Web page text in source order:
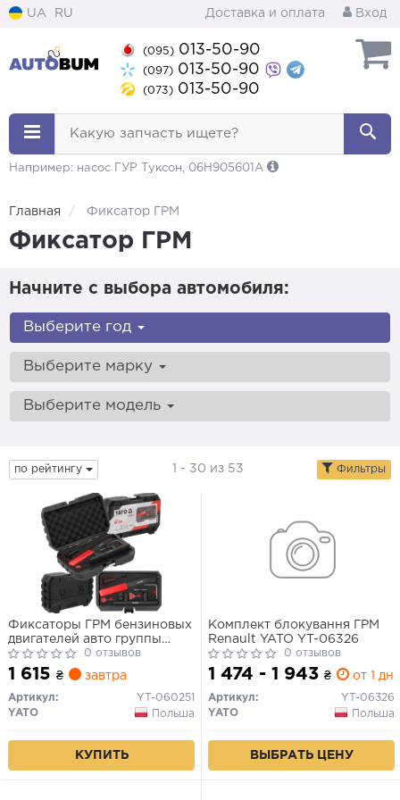
UA RU Доставка и оплата Вход
(095) 013-50-90
(097) 013-50-90
(073) 013-50-90
Какую запчасть ищете?
Например: насос ГУР Туксон, 06H905601A
Главная Фиксатор ГРМ
Фиксатор ГРМ
Начните с выбора автомобиля:
Выберите год
Выберите марку
Выберите модель
по рейтингу 1 - 30 из 53 Фильтры
Фиксаторы ГРМ бензиновых
двигателей авто группы
V.A.G. серии 2.0 TSI/2.0 TFSI
YATO: набор 7 эл.
0 отзывов
1 615 ₴ завтра
Артикул:
YT-060251
YATO
Польша
КУПИТЬ
Комплект блокування ГРМ
Renault YATO YT-06326
0 отзывов
1 474 - 1 943 ₴ от 1 дн.
Артикул:
YT-06326
YATO
Польша
ВЫБРАТЬ ЦЕНУ